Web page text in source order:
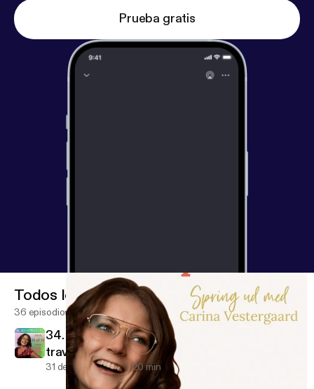
Prueba gratis
Todos los episodios
36 episodios
34. Hvordan integrerer man spiritualitet i en
travl hverdag
31 de ago de 2025 20 min